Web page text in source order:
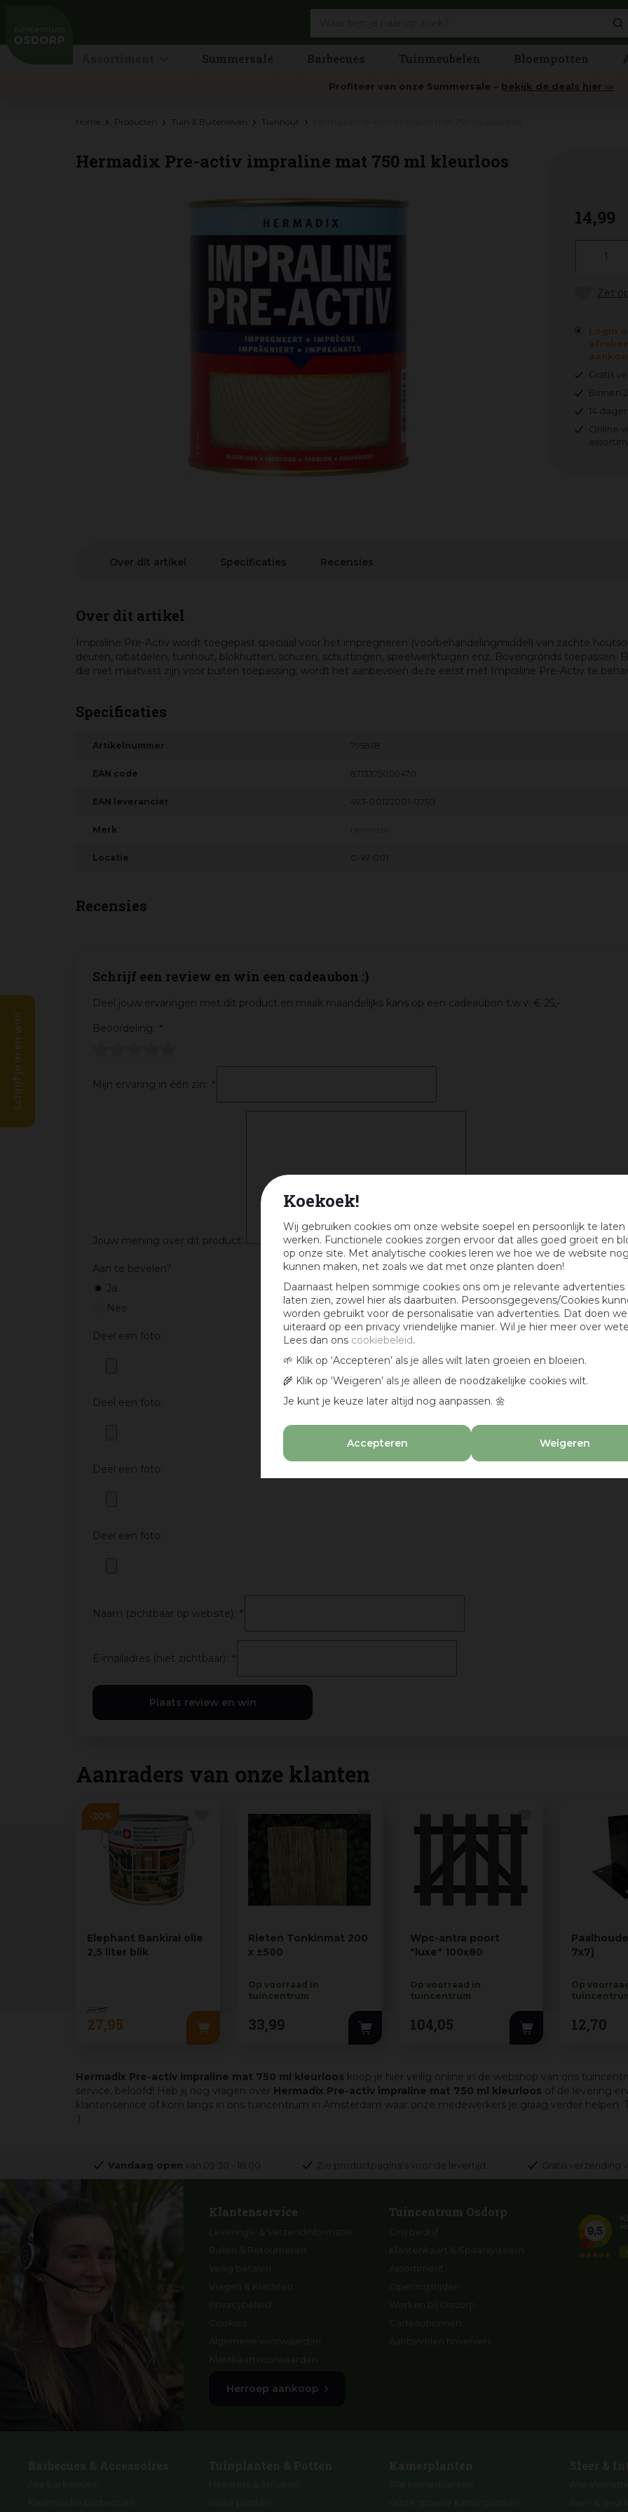
Koekoek!
Wij gebruiken cookies om onze website soepel en persoonlijk te laten
werken. Functionele cookies zorgen ervoor dat alles goed groeit en
op onze site. Met analytische cookies leren we hoe we de website
kunnen maken, net zoals we dat met onze planten doen!
Daarnaast helpen sommige cookies ons om je relevante advertenties
laten zien, zowel hier als daarbuiten. Persoonsgegevens/Cookies
worden gebruikt voor de personalisatie van advertenties. Dat doen we
uiteraard op een privacy vriendelijke manier. Wil je hier meer over
Lees dan ons cookiebeleid.
🌱 Klik op ‘Accepteren’ als je alles wilt laten groeien en bloeien.
🌾 Klik op ‘Weigeren’ als je alleen de noodzakelijke cookies wilt.
Je kunt je keuze later altijd nog aanpassen. 🌼
Accepteren Weigeren
Home Producten Tuin & Buitenleven Tuinhout
Summersale Barbecues Tuinmeubelen Bloempotten
Profiteer van onze Summersale – bekijk de deals hier ›››
Hermadix Pre-activ impraline mat 750 ml kleurloos
14,99
Login
Gratis
Binnen
14
Online
Over dit artikel Specificaties Recensies
Over dit artikel
Impraline Pre-Activ wordt toegepast speciaal voor het impregneren (voorbehandelingmiddel) van zachte
deuren, rabatdelen, tuinhout, blokhutten, schuren, schuttingen, speelwerktuigen enz. Bovengronds toepassen.
die niet maatvast zijn voor buiten toepassing, wordt het aanbevolen deze eerst met Impraline Pre-Activ te
Specificaties
Artikelnummer 795868
EAN code 8713375009470
EAN leverancier 493-00122001-0750
Merk
Locatie C-W-001
Recensies
Schrijf een review en win een cadeaubon :)
Deel jouw ervaringen met dit product en maak maandelijks kans op een cadeaubon t.w.v. € 25,-
Beoordeling:
*
Mijn ervaring in één zin: *
Jouw mening over dit product:
Aan te bevelen?
Ja
Nee
Deel een foto:
Deel een foto:
Deel een foto:
Deel een foto:
Naam (zichtbaar op website): *
E-mailadres (niet zichtbaar): *
Aanraders van onze klanten
Elephant Bankirai olie
2,5 liter blik
35 ,10
27,95
Rieten Tonkinmat 200
x ±500
33,99
Op voorraad in
tuincentrum
Wpc-antra poort
"luxe" 100x80
104,05
Op voorraad in
tuincentrum
7x7)
12,70
Op
Hermadix Pre-activ impraline mat 750 ml kleurloos koop je hier veilig online in de webshop van ons
service, beloofd! Heb jij nog vragen over Hermadix Pre-activ impraline mat 750 ml kleurloos of de levering
klantenservice of kom langs in ons tuincentrum in Amsterdam waar onze medewerkers je graag verder helpen.
:)
Vandaag open van 09:30 18:00 Zie productpagina's voor de levertijd Gratis verzending
Klantenservice
Herroep aankoop
Tuincentrum Osdorp
Schrijf je in en win!